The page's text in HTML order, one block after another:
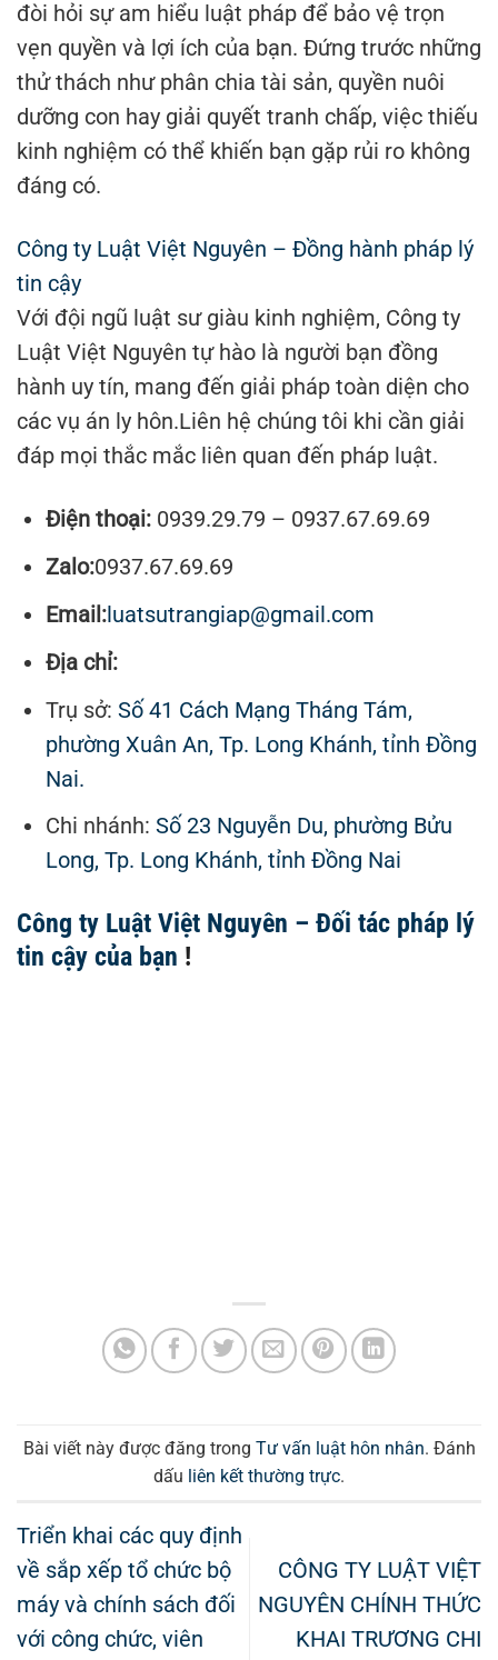
đòi hỏi sự am hiểu luật pháp để bảo vệ trọn
vẹn quyền và lợi ích của bạn. Đứng trước những
thử thách như phân chia tài sản, quyền nuôi
dưỡng con hay giải quyết tranh chấp, việc thiếu
kinh nghiệm có thể khiến bạn gặp rủi ro không
đáng có.
Công ty Luật Việt Nguyên – Đồng hành pháp lý
tin cậy
Với đội ngũ luật sư giàu kinh nghiệm, Công ty
Luật Việt Nguyên tự hào là người bạn đồng
hành uy tín, mang đến giải pháp toàn diện cho
các vụ án ly hôn.Liên hệ chúng tôi khi cần giải
đáp mọi thắc mắc liên quan đến pháp luật.
Điện thoại: 0939.29.79 – 0937.67.69.69
Zalo:0937.67.69.69
Email:luatsutrangiap@gmail.com
Địa chỉ:
Trụ sở: Số 41 Cách Mạng Tháng Tám,
phường Xuân An, Tp. Long Khánh, tỉnh Đồng
Nai.
Chi nhánh: Số 23 Nguyễn Du, phường Bửu
Long, Tp. Long Khánh, tỉnh Đồng Nai
Công ty Luật Việt Nguyên – Đối tác pháp lý
tin cậy của bạn !
Bài viết này được đăng trong Tư vấn luật hôn nhân. Đánh
dấu liên kết thường trực.
Triển khai các quy định
về sắp xếp tổ chức bộ
máy và chính sách đối
với công chức, viên
CÔNG TY LUẬT VIỆT
NGUYÊN CHÍNH THỨC
KHAI TRƯƠNG CHI